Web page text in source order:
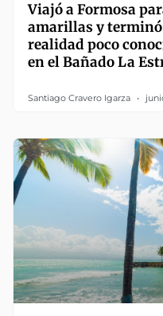
Viajó a Formosa
amarillas y
realidad poco
en el Bañado La
Santiago Cravero Igarza